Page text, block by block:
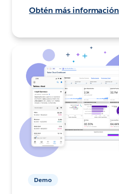
Obtén más información
Demo